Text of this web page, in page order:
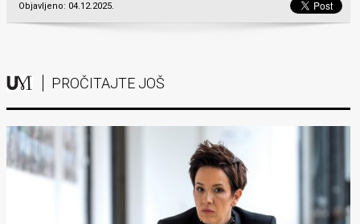
Objavljeno: 04.12.2025.
PROČITAJTE JOŠ